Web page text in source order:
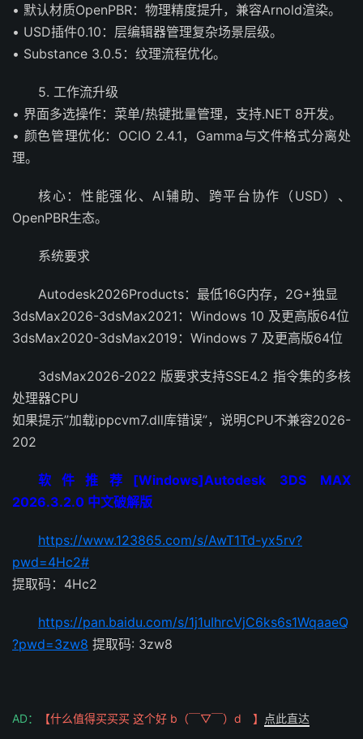
• 默认材质OpenPBR：物理精度提升，兼容Arnold渲染。
• USD插件0.10：层编辑器管理复杂场景层级。
• Substance 3.0.5：纹理流程优化。
5. 工作流升级
• 界面多选操作：菜单/热键批量管理，支持.NET 8开发。
• 颜色管理优化：OCIO 2.4.1，Gamma与文件格式分离处
理。
核心：性能强化、AI辅助、跨平台协作（USD）、
OpenPBR生态。
系统要求
Autodesk2026Products：最低16G内存，2G+独显
3dsMax2026-3dsMax2021：Windows 10 及更高版64位
3dsMax2020-3dsMax2019：Windows 7 及更高版64位
3dsMax2026-2022 版要求支持SSE4.2 指令集的多核
处理器CPU
如果提示”加载ippcvm7.dll库错误”，说明CPU不兼容2026-
202
软件推荐[Windows]Autodesk 3DS MAX
2026.3.2.0 中文破解版
https://www.123865.com/s/AwT1Td-yx5rv?
pwd=4Hc2#
提取码：4Hc2
https://pan.baidu.com/s/1j1uIhrcVjC6ks6s1WqaaeQ
?pwd=3zw8 提取码: 3zw8
AD： 【什么值得买买买 这个好 b（￣▽￣）d 】 点此直达